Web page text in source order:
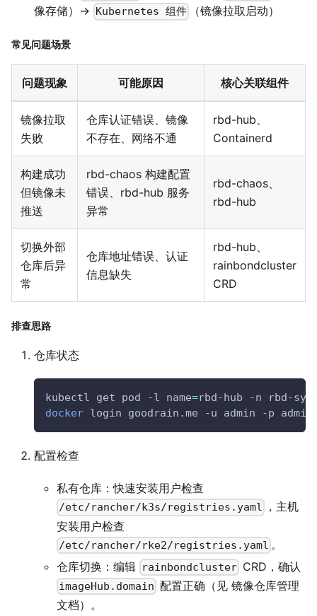
像存储）→
Kubernetes 组件 （镜像拉取启动）
常见问题场景
问题现象 可能原因 核心关联组件
镜像拉取
失败
仓库认证错误、镜像
不存在、网络不通
rbd-hub、
Containerd
构建成功
但镜像未
推送
rbd-chaos 构建配置
错误、rbd-hub 服务
异常
rbd-chaos、
rbd-hub
切换外部
仓库后异
常
仓库地址错误、认证
信息缺失
rbd-hub、
rainbondcluster
CRD
排查思路
仓库状态
kubectl get pod -l name=rbd-hub -n rbd-
docker login goodrain.me -u admin -p
配置检查
私有仓库：快速安装用户检查
/etc/rancher/k3s/registries.yaml
，主机
安装用户检查
/etc/rancher/rke2/registries.yaml 。
仓库切换：编辑 rainbondcluster CRD，确认
imageHub.domain 配置正确（见 镜像仓库管理
文档）。